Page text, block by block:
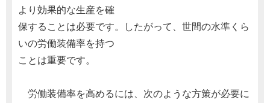
より効果的な生産を確
保することは必要です。したがって、世間の水準くら
いの労働装備率を持つ
ことは重要です。
労働装備率を高めるには、次のような方策が必要に